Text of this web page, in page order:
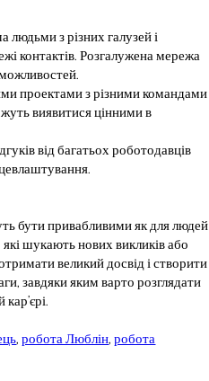
з різних галузей і
контактів. Розгалужена мережа
проектами з різними командами
виявитися цінними в
від багатьох роботодавців
бути привабливими як для людей
які шукають нових викликів або
великий досвід і створити
завдяки яким варто розглядати
,робота Люблін,робота